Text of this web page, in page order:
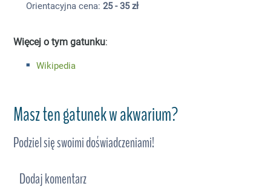
Orientacyjna cena: 25 - 35 zł
Więcej o tym gatunku:
Wikipedia
Masz ten gatunek w akwarium?
Podziel się swoimi doświadczeniami!
Dodaj komentarz